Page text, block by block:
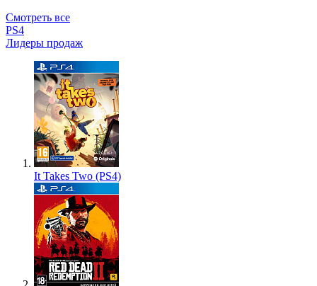
Смотреть все
PS4
Лидеры продаж
It Takes Two (PS4)